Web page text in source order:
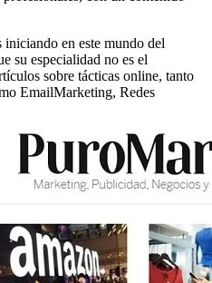
en este mundo del
su especialidad no es el
sobre tácticas online, tanto
EmailMarketing, Redes